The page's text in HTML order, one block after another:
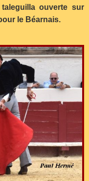
ouverte sur
le Béarnais.